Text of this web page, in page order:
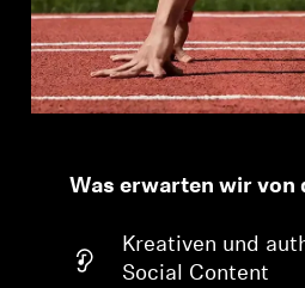
Was erwarten wir von
Kreativen und
Social Content